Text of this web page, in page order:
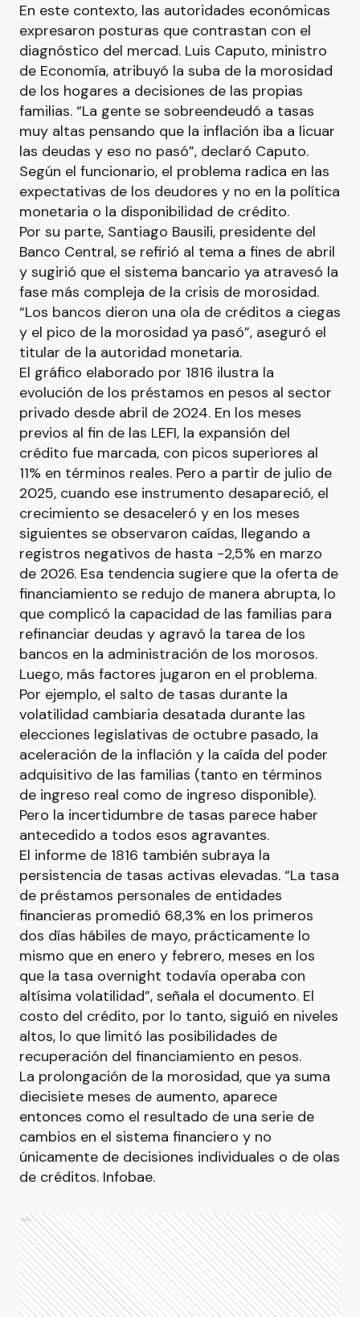
En este contexto, las autoridades económicas
expresaron posturas que contrastan con el
diagnóstico del mercad. Luis Caputo, ministro
de Economía, atribuyó la suba de la morosidad
de los hogares a decisiones de las propias
familias. “La gente se sobreendeudó a tasas
muy altas pensando que la inflación iba a licuar
las deudas y eso no pasó”, declaró Caputo.
Según el funcionario, el problema radica en las
expectativas de los deudores y no en la política
monetaria o la disponibilidad de crédito.
Por su parte, Santiago Bausili, presidente del
Banco Central, se refirió al tema a fines de abril
y sugirió que el sistema bancario ya atravesó la
fase más compleja de la crisis de morosidad.
“Los bancos dieron una ola de créditos a ciegas
y el pico de la morosidad ya pasó”, aseguró el
titular de la autoridad monetaria.
El gráfico elaborado por 1816 ilustra la
evolución de los préstamos en pesos al sector
privado desde abril de 2024. En los meses
previos al fin de las LEFI, la expansión del
crédito fue marcada, con picos superiores al
11% en términos reales. Pero a partir de julio de
2025, cuando ese instrumento desapareció, el
crecimiento se desaceleró y en los meses
siguientes se observaron caídas, llegando a
registros negativos de hasta -2,5% en marzo
de 2026. Esa tendencia sugiere que la oferta de
financiamiento se redujo de manera abrupta, lo
que complicó la capacidad de las familias para
refinanciar deudas y agravó la tarea de los
bancos en la administración de los morosos.
Luego, más factores jugaron en el problema.
Por ejemplo, el salto de tasas durante la
volatilidad cambiaria desatada durante las
elecciones legislativas de octubre pasado, la
aceleración de la inflación y la caída del poder
adquisitivo de las familias (tanto en términos
de ingreso real como de ingreso disponible).
Pero la incertidumbre de tasas parece haber
antecedido a todos esos agravantes.
El informe de 1816 también subraya la
persistencia de tasas activas elevadas. “La tasa
de préstamos personales de entidades
financieras promedió 68,3% en los primeros
dos días hábiles de mayo, prácticamente lo
mismo que en enero y febrero, meses en los
que la tasa overnight todavía operaba con
altísima volatilidad”, señala el documento. El
costo del crédito, por lo tanto, siguió en niveles
altos, lo que limitó las posibilidades de
recuperación del financiamiento en pesos.
La prolongación de la morosidad, que ya suma
diecisiete meses de aumento, aparece
entonces como el resultado de una serie de
cambios en el sistema financiero y no
únicamente de decisiones individuales o de olas
de créditos. Infobae.
Ads